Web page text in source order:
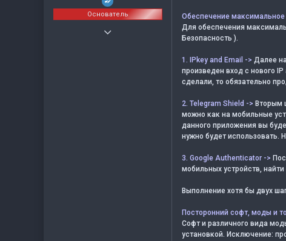
Основатель
Обеспечение максимальное
Для обеспечения
Безопасность ).
1. IPkey and Email -> Далее
произведен вход с нового
сделали, то обязательно
2. Telegram Shield -> Вторым
можно как на мобильные
данного приложения вы
нужно будет использовать.
3. Google Authenticator ->
мобильных устройств,
Выполнение хотя бы двух
Посторонний софт, моды и
Софт и различного вида
установкой. Исключение: